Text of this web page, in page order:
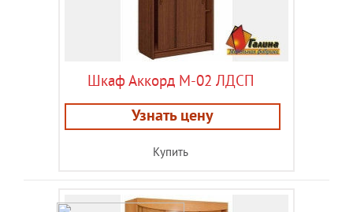
Шкаф Аккорд М-02 ЛДСП
Узнать цену
Купить